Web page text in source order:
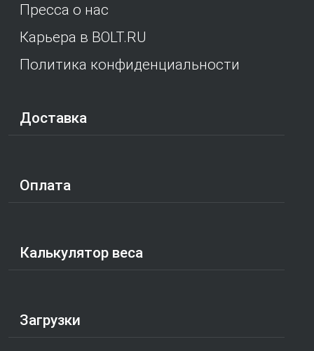
Пресса о нас
Карьера в BOLT.RU
Политика конфиденциальности
Доставка
Оплата
Калькулятор веса
Загрузки